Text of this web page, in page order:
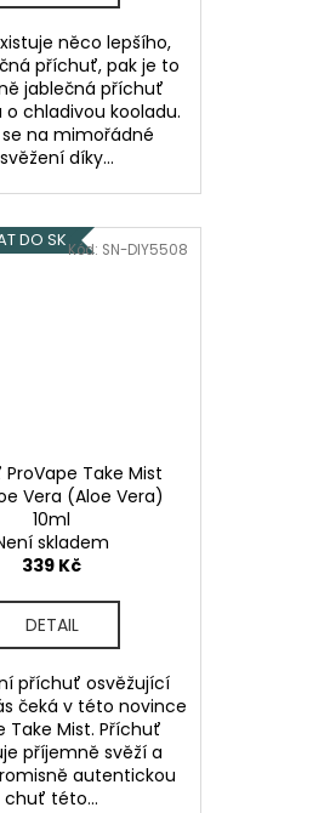
něco lepšího,
příchuť, pak je to
jablečná příchuť
o chladivou kooladu.
na mimořádné
díky...
DO SK
Take Mist
Vera (Aloe Vera)
10ml
skladem
339 Kč
DETAIL
příchuť osvěžující
čeká v této novince
Take Mist. Příchuť
příjemně svěží a
autentickou
chuť této...
Kód: SN-DIY5508